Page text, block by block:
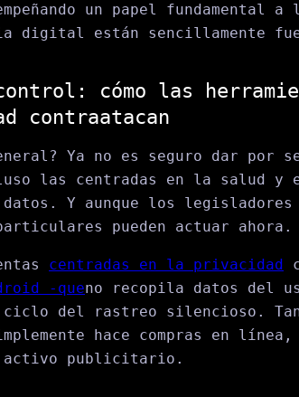
un papel fundamental
digital están sencillamente
cómo las
contraatacan
Ya no es seguro dar por
las centradas en la salud y
Y aunque los
pueden actuar ahora.
centradas en la privacidad
-queno recopila datos del
ciclo del rastreo silencioso.
hace compras en
activo publicitario.